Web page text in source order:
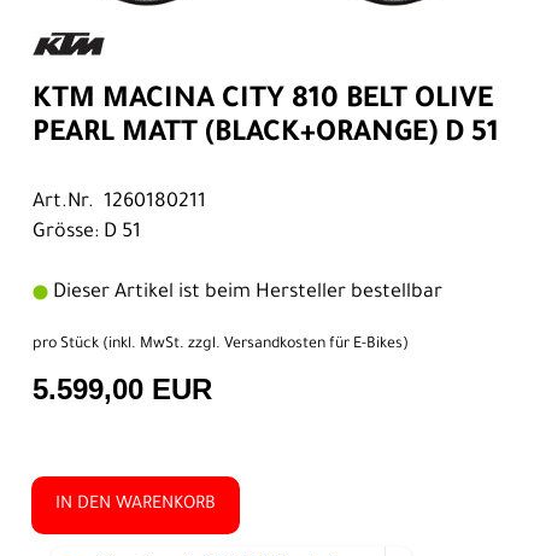
KTM MACINA CITY 810 BELT OLIVE
PEARL MATT (BLACK+ORANGE) D 51
Art.Nr. 1260180211
Grösse: D 51
Dieser Artikel ist beim Hersteller bestellbar
pro Stück (inkl. MwSt. zzgl. Versandkosten für E-Bikes)
5.599,00 EUR
IN DEN WARENKORB